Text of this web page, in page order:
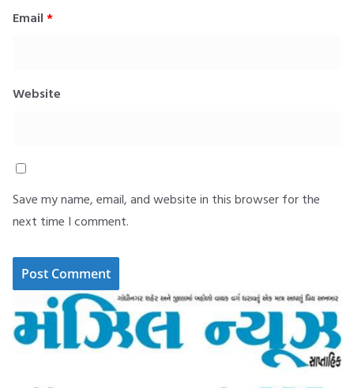
Email *
Website
Save my name, email, and website in this browser for the
next time I comment.